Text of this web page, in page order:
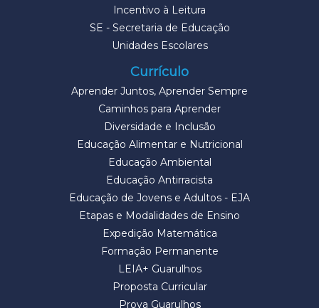
Incentivo à Leitura
SE - Secretaria de Educação
Unidades Escolares
Currículo
Aprender Juntos, Aprender Sempre
Caminhos para Aprender
Diversidade e Inclusão
Educação Alimentar e Nutricional
Educação Ambiental
Educação Antirracista
Educação de Jovens e Adultos - EJA
Etapas e Modalidades de Ensino
Expedição Matemática
Formação Permanente
LEIA+ Guarulhos
Proposta Curricular
Prova Guarulhos